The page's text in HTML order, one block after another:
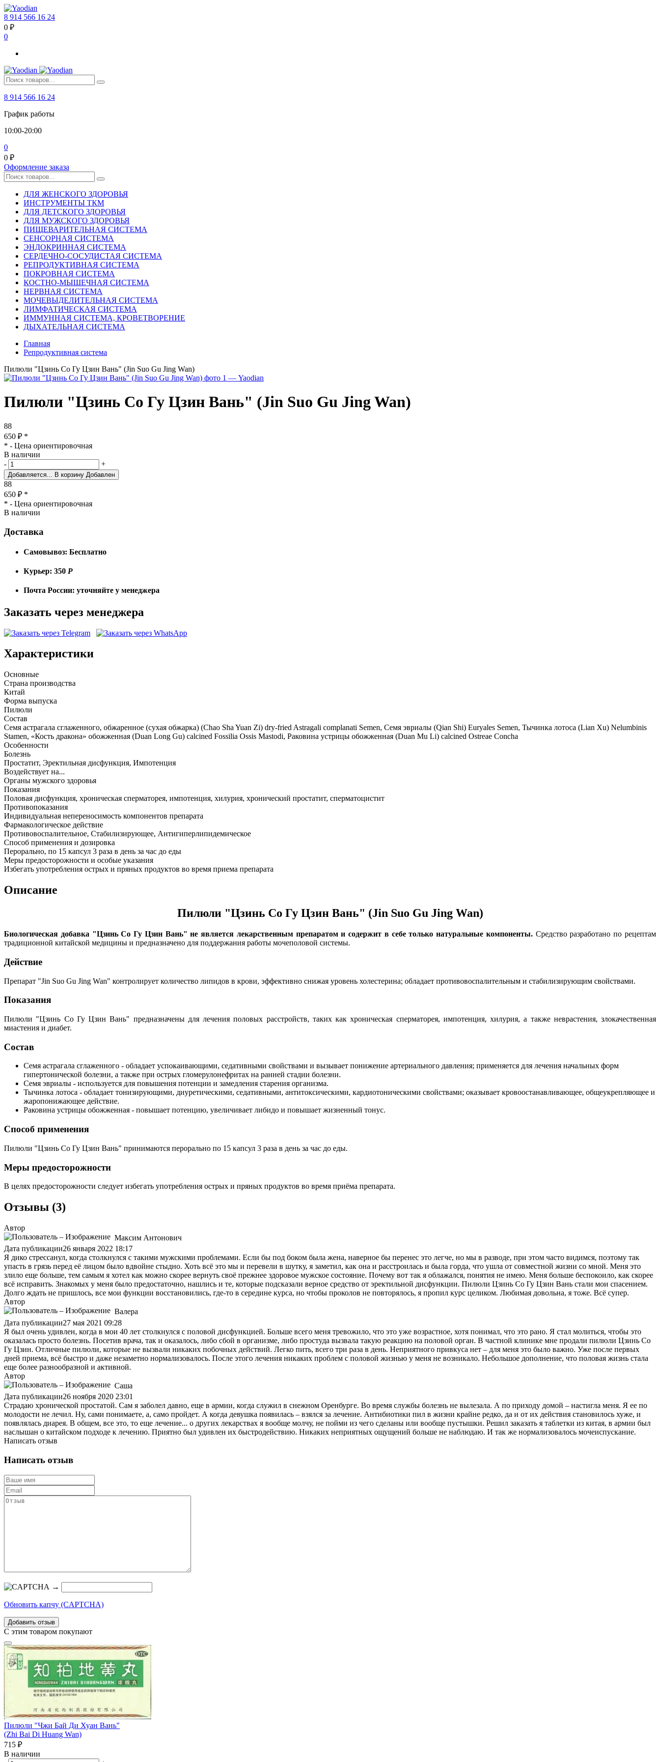
8 914 566 16 24
0 ₽
0
8 914 566 16 24
График работы
10:00-20:00
0
0 ₽
Оформление заказа
ДЛЯ ЖЕНСКОГО ЗДОРОВЬЯ
ИНСТРУМЕНТЫ ТКМ
ДЛЯ ДЕТСКОГО ЗДОРОВЬЯ
ДЛЯ МУЖСКОГО ЗДОРОВЬЯ
ПИЩЕВАРИТЕЛЬНАЯ СИСТЕМА
СЕНСОРНАЯ СИСТЕМА
ЭНДОКРИННАЯ СИСТЕМА
СЕРДЕЧНО-СОСУДИСТАЯ СИСТЕМА
РЕПРОДУКТИВНАЯ СИСТЕМА
ПОКРОВНАЯ СИСТЕМА
КОСТНО-МЫШЕЧНАЯ СИСТЕМА
НЕРВНАЯ СИСТЕМА
МОЧЕВЫДЕЛИТЕЛЬНАЯ СИСТЕМА
ЛИМФАТИЧЕСКАЯ СИСТЕМА
ИММУННАЯ СИСТЕМА, КРОВЕТВОРЕНИЕ
ДЫХАТЕЛЬНАЯ СИСТЕМА
Главная
Репродуктивная система
Пилюли "Цзинь Со Гу Цзин Вань" (Jin Suo Gu Jing Wan)
Пилюли "Цзинь Со Гу Цзин Вань" (Jin Suo Gu Jing Wan)
88
650 ₽ *
* - Цена ориентировочная
В наличии
-
+
Добавляется... В корзину Добавлен
88
650 ₽ *
* - Цена ориентировочная
В наличии
Доставка
Самовывоз: Бесплатно
Курьер: 350 Р
Почта России: уточняйте у менеджера
Заказать через менеджера
Характеристики
Основные
Страна производства
Китай
Форма выпуска
Пилюли
Состав
Семя астрагала сглаженного, обжаренное (сухая обжарка) (Chao Sha Yuan Zi) dry-fried Astragali complanati Semen, Семя эвриалы (Qian Shi) Euryales Semen, Тычинка лотоса (Lian Xu) Nelumbinis
Stamen, «Кость дракона» обожженная (Duan Long Gu) calcined Fossilia Ossis Mastodi, Раковина устрицы обожженная (Duan Mu Li) calcined Ostreae Concha
Особенности
Болезнь
Простатит, Эректильная дисфункция, Импотенция
Воздействует на...
Органы мужского здоровья
Показания
Половая дисфункция, хроническая сперматорея, импотенция, хилурия, хронический простатит, сперматоцистит
Противопоказания
Индивидуальная непереносимость компонентов препарата
Фармакологическое действие
Противовоспалительное, Стабилизирующее, Антигиперлипидемическое
Способ применения и дозировка
Перорально, по 15 капсул 3 раза в день за час до еды
Меры предосторожности и особые указания
Избегать употребления острых и пряных продуктов во время приема препарата
Описание
Пилюли "Цзинь Со Гу Цзин Вань" (Jin Suo Gu Jing Wan)
Биологическая добавка "Цзинь Со Гу Цзин Вань" не является лекарственным препаратом и содержит в себе только натуральные компоненты.Средство разработано по рецептам
традиционной китайской медицины и предназначено для поддержания работы мочеполовой системы.
Действие
Препарат "Jin Suo Gu Jing Wan" контролирует количество липидов в крови, эффективно снижая уровень холестерина; обладает противовоспалительным и стабилизирующим свойствами.
Показания
Пилюли "Цзинь Со Гу Цзин Вань" предназначены для лечения половых расстройств, таких как хроническая сперматорея, импотенция, хилурия, а также неврастения, злокачественная
миастения и диабет.
Состав
Семя астрагала сглаженного - обладает успокаивающими, седативными свойствами и вызывает понижение артериального давления; применяется для лечения начальных форм
гипертонической болезни, а также при острых гломерулонефритах на ранней стадии болезни.
Семя эвриалы - используется для повышения потенции и замедления старения организма.
Тычинка лотоса - обладает тонизирующими, диуретическими, седативными, антитоксическими, кардиотоническими свойствами; оказывает кровоостанавливающее, общеукрепляющее и
жаропонижающее действие.
Раковина устрицы обожженная - повышает потенцию, увеличивает либидо и повышает жизненный тонус.
Способ применения
Пилюли "Цзинь Со Гу Цзин Вань" принимаются перорально по 15 капсул 3 раза в день за час до еды.
Меры предосторожности
В целях предосторожности следует избегать употребления острых и пряных продуктов во время приёма препарата.
Отзывы (3)
Автор
Максим Антонович
Дата публикации26 января 2022 18:17
Я дико стрессанул, когда столкнулся с такими мужскими проблемами. Если бы под боком была жена, наверное бы перенес это легче, но мы в разводе, при этом часто видимся, поэтому так
упасть в грязь перед её лицом было вдвойне стыдно. Хоть всё это мы и перевели в шутку, я заметил, как она и расстроилась и была горда, что ушла от совместной жизни со мной. Меня это
злило еще больше, тем самым я хотел как можно скорее вернуть своё прежнее здоровое мужское состояние. Почему вот так я облажался, понятия не имею. Меня больше беспокоило, как скорее
всё исправить. Знакомых у меня было предостаточно, нашлись и те, которые подсказали верное средство от эректильной дисфункции. Пилюли Цзинь Со Гу Цзин Вань стали мои спасением.
Долго ждать не пришлось, все мои функции восстановились, где-то в середине курса, но чтобы проколов не повторялось, я пропил курс целиком. Любимая довольна, я тоже. Всё супер.
Автор
Валера
Дата публикации27 мая 2021 09:28
Я был очень удивлен, когда в мои 40 лет столкнулся с половой дисфункцией. Больше всего меня тревожило, что это уже возрастное, хотя понимал, что это рано. Я стал молиться, чтобы это
оказалась просто болезнь. Посетив врача, так и оказалось, либо сбой в организме, либо простуда вызвала такую реакцию на половой орган. В частной клинике мне продали пилюли Цзинь Со
Гу Цзин. Отличные пилюли, которые не вызвали никаких побочных действий. Легко пить, всего три раза в день. Неприятного привкуса нет – для меня это было важно. Уже после первых
дней приема, всё быстро и даже незаметно нормализовалось. После этого лечения никаких проблем с половой жизнью у меня не возникало. Небольшое дополнение, что половая жизнь стала
еще более разнообразной и активной.
Автор
Саша
Дата публикации26 ноября 2020 23:01
Страдаю хронической простатой. Сам я заболел давно, еще в армии, когда служил в снежном Оренбурге. Во время службы болезнь не вылезала. А по приходу домой – настигла меня. Я ее по
молодости не лечил. Ну, сами понимаете, а, само пройдет. А когда девушка появилась – взялся за лечение. Антибиотики пил в жизни крайне редко, да и от их действия становилось хуже, и
появлялась диарея. В общем, все это, то еще лечение... о других лекарствах я вообще молчу, не пойми из чего сделаны или вообще пустышки. Решил заказать я таблетки из китая, в армии был
наслышан о китайском подходе к лечению. Приятно был удивлен их быстродействию. Никаких неприятных ощущений больше не наблюдаю. И так же нормализовалось мочеиспускание.
Написать отзыв
Написать отзыв
→
Обновить капчу (CAPTCHA)
С этим товаром покупают
Пилюли "Чжи Бай Ди Хуан Вань"
(Zhi Bai Di Huang Wan)
715 ₽
В наличии